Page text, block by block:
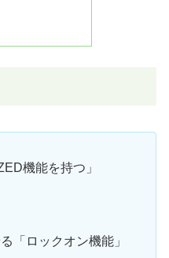
機能を持つ」
「ロックオン機能」